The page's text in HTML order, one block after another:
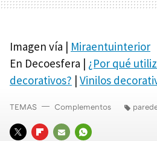
Imagen vía | Miraentuinterior
En Decoesfera | ¿Por qué
decorativos? | Vinilos
TEMAS Complementos